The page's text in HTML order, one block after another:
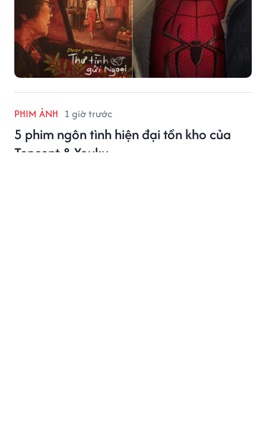
PHIM ẢNH 1 giờ trước
5 phim ngôn tình hiện đại tồn kho của
Tencent & Youku